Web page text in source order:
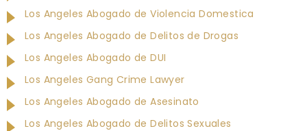
Los Angeles Abogado de Violencia Domestica
Los Angeles Abogado de Delitos de Drogas
Los Angeles Abogado de DUI
Los Angeles Gang Crime Lawyer
Los Angeles Abogado de Asesinato
Los Angeles Abogado de Delitos Sexuales